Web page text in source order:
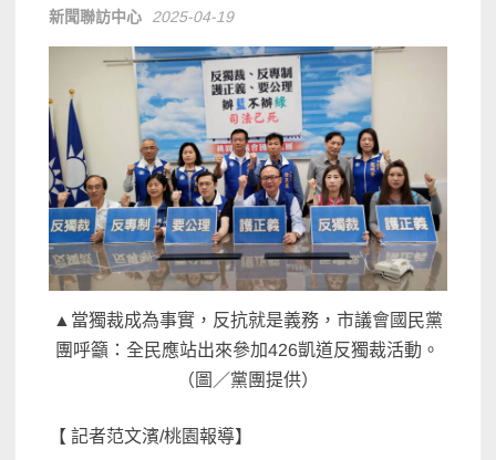
新聞聯訪中心 2025-04-19
▲當獨裁成為事實，反抗就是義務，市議會國民黨
團呼籲：全民應站出來參加426凱道反獨裁活動。
（圖／黨團提供）
【 記者范文濱/桃園報導】